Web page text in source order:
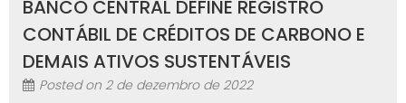
BANCO CENTRAL DEFINE REGISTRO
CONTÁBIL DE CRÉDITOS DE CARBONO E
DEMAIS ATIVOS SUSTENTÁVEIS
Posted on 2 de dezembro de 2022